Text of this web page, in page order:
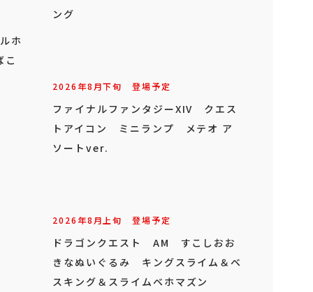
ホ
こ
ング
2026年8月下旬 登場予定
ファイナルファンタジーXIV クエス
トアイコン ミニランプ メテオ ア
ソートver.
2026年8月上旬 登場予定
ドラゴンクエスト AM すこしおお
きなぬいぐるみ キングスライム＆ベ
スキング＆スライムベホマズン